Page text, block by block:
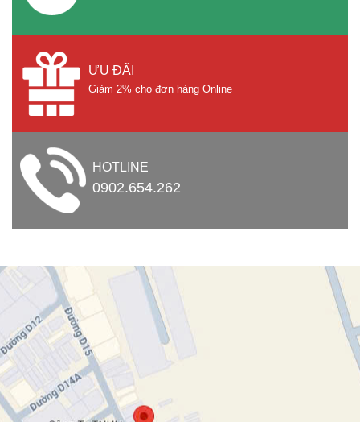
ƯU ĐÃI
Giảm 2% cho đơn hàng Online
HOTLINE
0902.654.262